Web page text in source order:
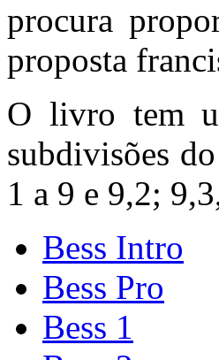
procura
proposta
O livro tem
subdivisões
1 a 9 e 9,2;
Bess Intro
Bess Pro
Bess 1